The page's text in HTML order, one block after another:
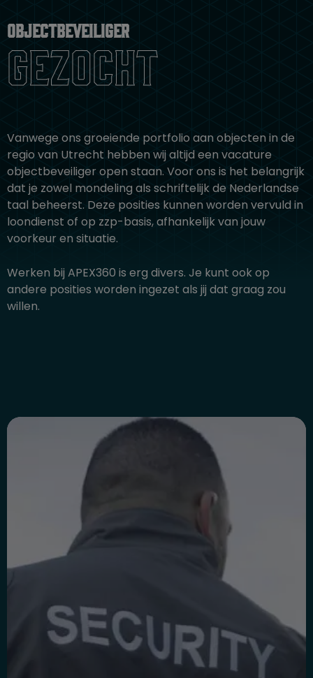
Objectbeveiliger
gezocht
Vanwege ons groeiende portfolio aan objecten in de
regio van Utrecht hebben wij altijd een vacature
objectbeveiliger open staan. Voor ons is het belangrijk
dat je zowel mondeling als schriftelijk de Nederlandse
taal beheerst. Deze posities kunnen worden vervuld in
loondienst of op zzp-basis, afhankelijk van jouw
voorkeur en situatie.
Werken bij APEX360 is erg divers. Je kunt ook op
andere posities worden ingezet als jij dat graag zou
willen.